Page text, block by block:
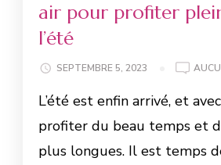
air pour profiter
l’été
SEPTEMBRE 5, 2023
L’été est enfin arrivé, et
profiter du beau temps et
plus longues. Il est temps